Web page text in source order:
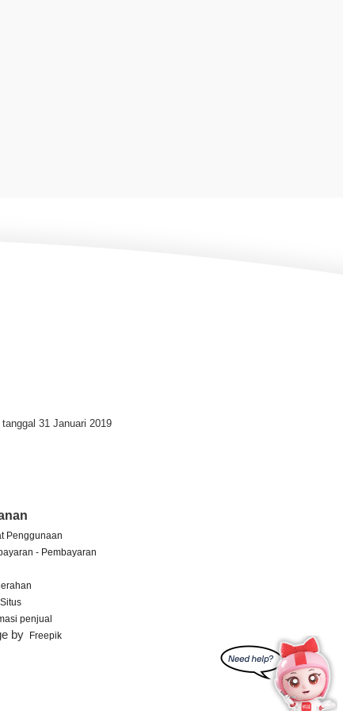
31 Januari 2019
Penggunaan
- Pembayaran
penjual
by Freepik